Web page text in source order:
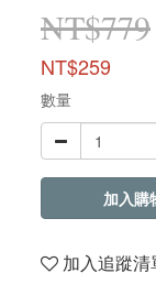
NT$779
NT$259
數量
加入購
加入追蹤清